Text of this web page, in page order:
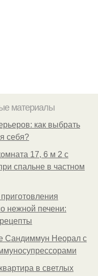
материалы
как выбрать
себя?
17, 6 м 2 с
спальне в частном
нежной печени:
Сандиммун Неорал с
в светлых